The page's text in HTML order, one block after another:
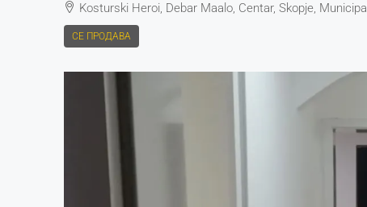
Kosturski Heroi, Debar Maalo, Centar, Skopje,
СЕ ПРОДАВА